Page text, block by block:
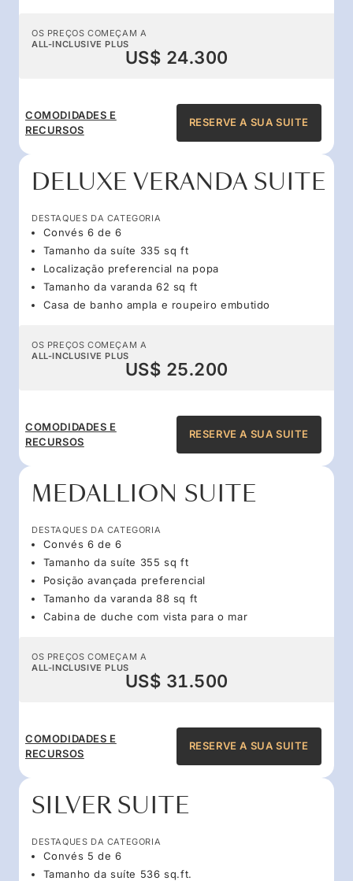
OS PREÇOS COMEÇAM A
ALL-INCLUSIVE PLUS
US$ 24.300
COMODIDADES E
RECURSOS
RESERVE A SUA SUITE
DELUXE VERANDA SUITE
DESTAQUES DA CATEGORIA
Convés 6 de 6
Tamanho da suíte 335 sq ft
Localização preferencial na popa
Tamanho da varanda 62 sq ft
Casa de banho ampla e roupeiro embutido
OS PREÇOS COMEÇAM A
ALL-INCLUSIVE PLUS
US$ 25.200
COMODIDADES E
RECURSOS
RESERVE A SUA SUITE
MEDALLION SUITE
DESTAQUES DA CATEGORIA
Convés 6 de 6
Tamanho da suíte 355 sq ft
Posição avançada preferencial
Tamanho da varanda 88 sq ft
Cabina de duche com vista para o mar
OS PREÇOS COMEÇAM A
ALL-INCLUSIVE PLUS
US$ 31.500
COMODIDADES E
RECURSOS
RESERVE A SUA SUITE
SILVER SUITE
DESTAQUES DA CATEGORIA
Convés 5 de 6
Tamanho da suíte 536 sq.ft.